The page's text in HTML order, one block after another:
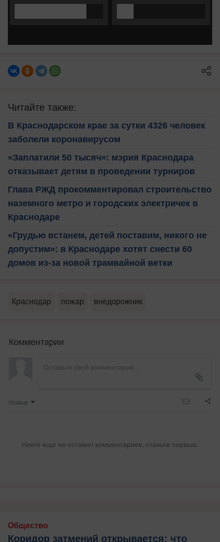
Читайте также:
В Краснодарском крае за сутки 4326 человек
заболели коронавирусом
«Заплатили 50 тысяч»: мэрия Краснодара
отказывает детям в проведении турниров
Глава РЖД прокомментировал строительство
наземного метро и городских электричек в
Краснодаре
«Грудью встанем, детей поставим, никого не
допустим»: в Краснодаре хотят снести 60
домов из-за новой трамвайной ветки
Краснодар пожар внедорожник
Комментарии
Новые
Никто ещё не оставил комментариев, станьте первым.
Общество
Коридор затмений открывается: что